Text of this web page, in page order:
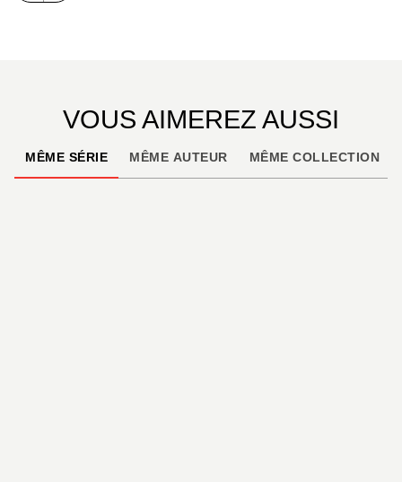
VOUS AIMEREZ AUSSI
MÊME SÉRIE MÊME AUTEUR MÊME COLLECTION